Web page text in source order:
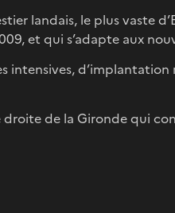
landais, le plus vaste
et qui s’adapte aux
intensives,
droite de la Gironde qui